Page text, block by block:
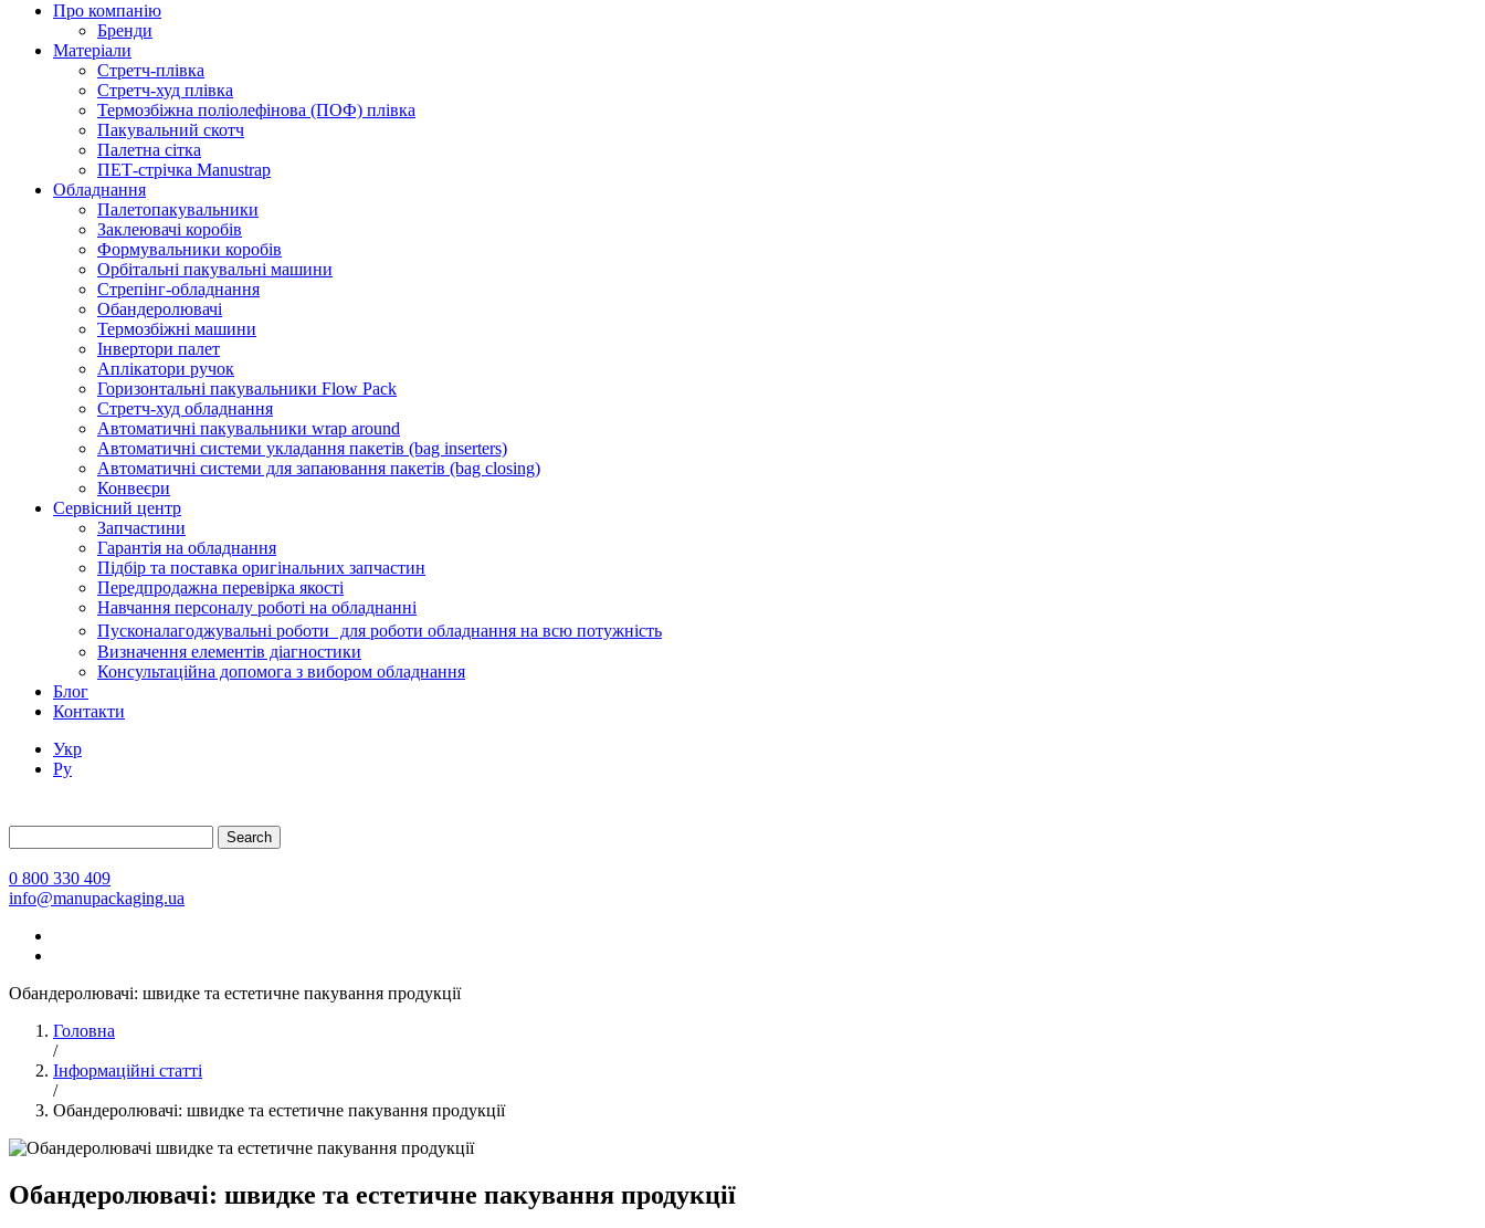
Про компанію
Бренди
Матеріали
Стретч-плівка
Стретч-худ плівка
Термозбіжна поліолефінова (ПОФ) плівка
Пакувальний скотч
Палетна сітка
ПЕТ-стрічка Manustrap
Обладнання
Палетопакувальники
Заклеювачі коробів
Формувальники коробів
Орбітальні пакувальні машини
Стрепінг-обладнання
Обандеролювачі
Термозбіжні машини
Інвертори палет
Аплікатори ручок
Горизонтальні пакувальники Flow Pack
Стретч-худ обладнання
Автоматичні пакувальники wrap around
Автоматичні системи укладання пакетів (bag inserters)
Автоматичні системи для запаювання пакетів (bag closing)
Конвеєри
Сервісний центр
Запчастини
Гарантія на обладнання
Підбір та поставка оригінальних запчастин
Передпродажна перевірка якості
Навчання персоналу роботі на обладнанні
Пусконалагоджувальні роботи для роботи обладнання на всю потужність
Визначення елементів діагностики
Консультаційна допомога з вибором обладнання
Блог
Контакти
Укр
Ру
Search
0 800 330 409
info@manupackaging.ua
Обандеролювачі: швидке та естетичне пакування продукції
Головна
/
Інформаційні статті
/
Обандеролювачі: швидке та естетичне пакування продукції
Обандеролювачі: швидке та естетичне пакування продукції